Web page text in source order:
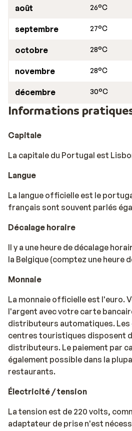
août 26°C
septembre 27°C
octobre 28°C
novembre 28°C
décembre 30°C
Informations
Capitale
La capitale du Portugal est
Langue
La langue officielle est le
français sont souvent parlés
Décalage horaire
Il y a une heure de décalage
la Belgique (comptez une heure
Monnaie
La monnaie officielle est l'euro.
l'argent avec votre carte
distributeurs automatiques. Les
centres touristiques disposent
distributeurs. Le paiement par
également possible dans la
restaurants.
Électricité / tension
La tension est de 220 volts,
adaptateur de prise n'est